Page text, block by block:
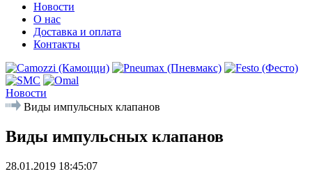
Новости
О нас
Доставка и оплата
Контакты
Новости
Виды импульсных клапанов
Виды импульсных клапанов
28.01.2019 18:45:07